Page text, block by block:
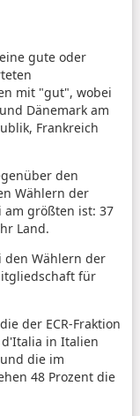
gute oder
mit "gut", wobei
Dänemark am
Frankreich
den
Wählern der
am größten ist: 37
Land.
den Wählern der
für
der ECR-Fraktion
d'Italia in Italien
die im
48 Prozent die